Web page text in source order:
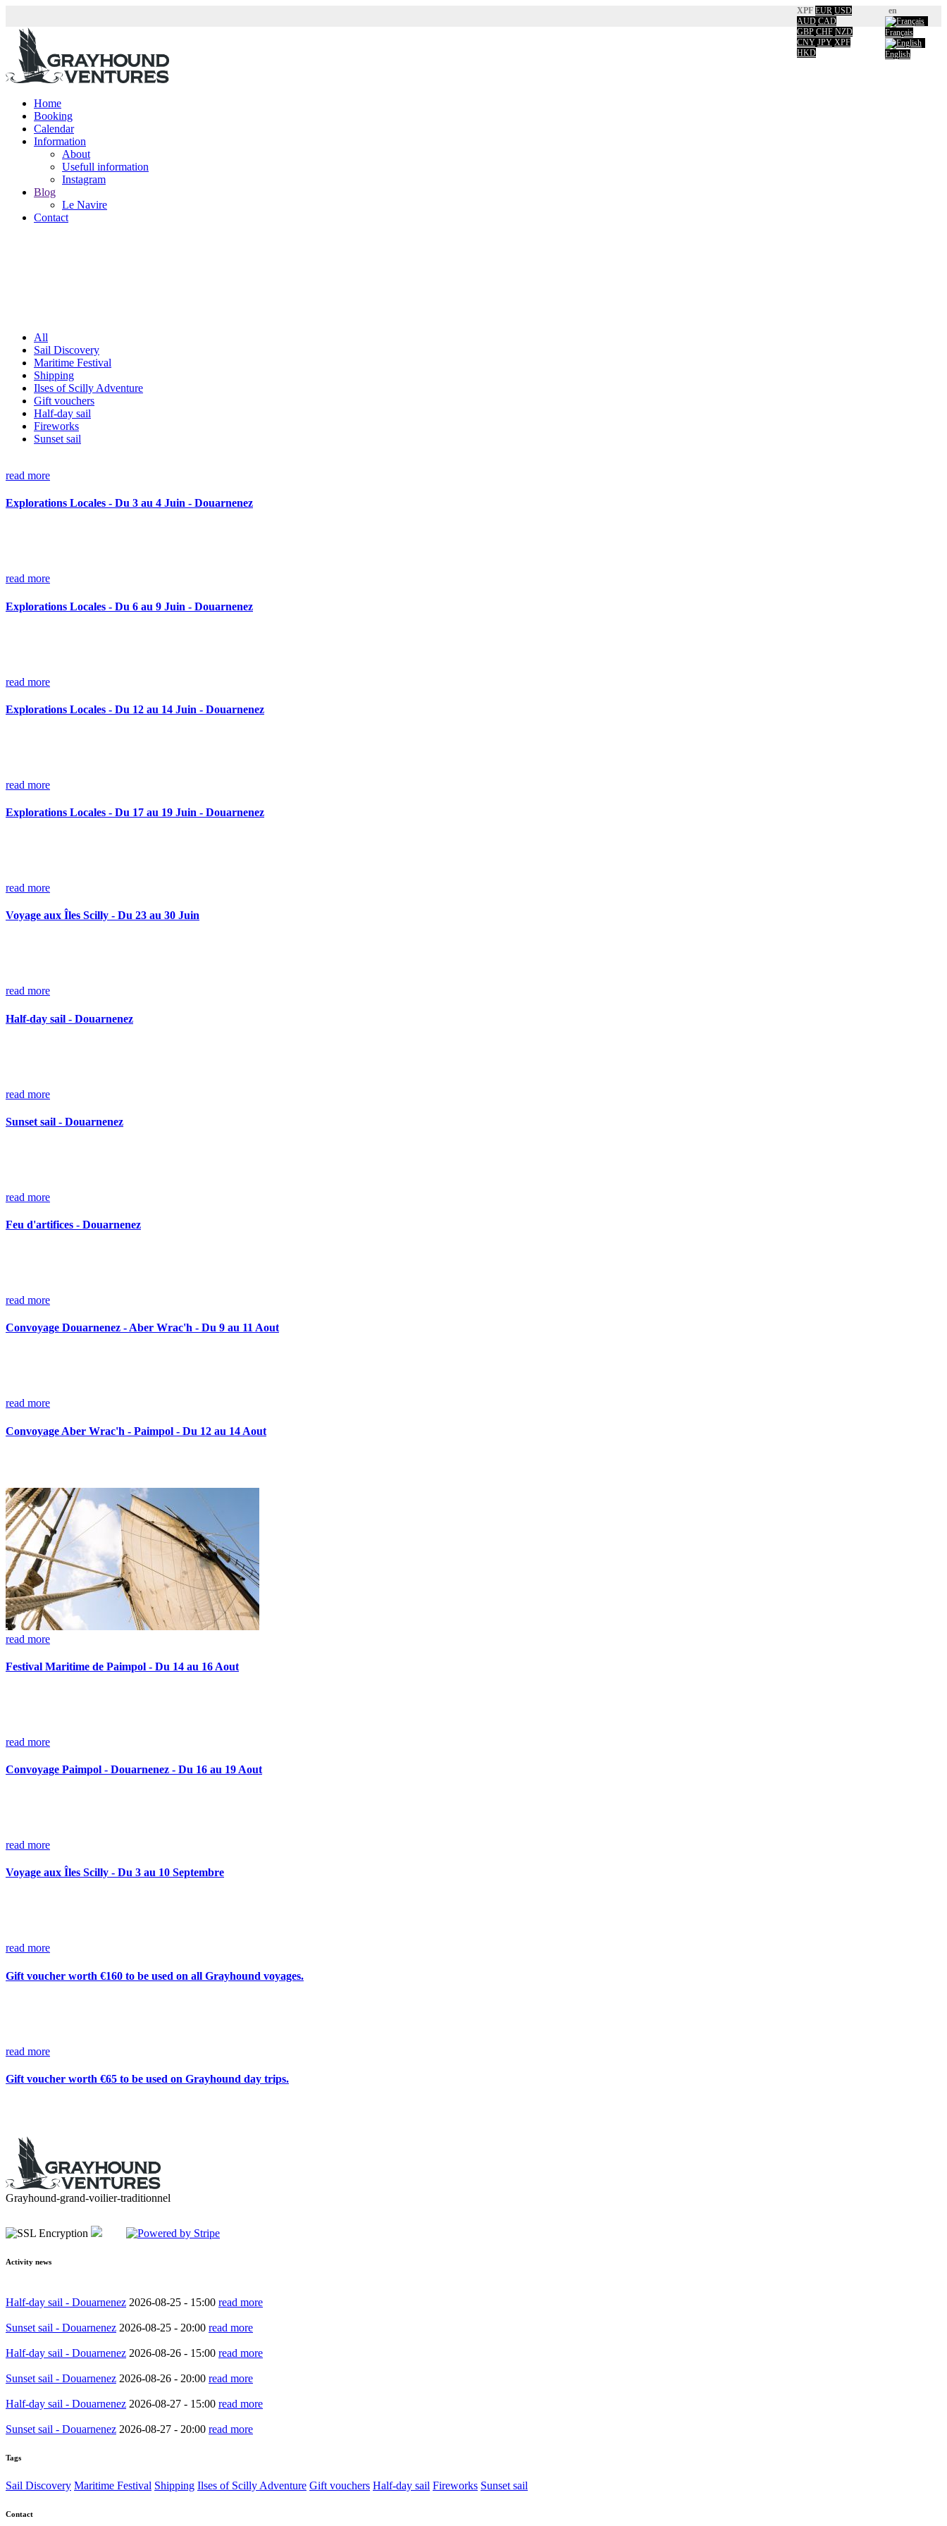
en
Français
English
XPF EUR USD
AUD CAD
GBP CHF NZD
CNY JPY XPF
HKD
Home
Booking
Calendar
Information
About
Usefull information
Instagram
Blog
Le Navire
Contact
All
Sail Discovery
Maritime Festival
Shipping
Ilses of Scilly Adventure
Gift vouchers
Half-day sail
Fireworks
Sunset sail
read more
Explorations Locales - Du 3 au 4 Juin - Douarnenez
read more
Explorations Locales - Du 6 au 9 Juin - Douarnenez
read more
Explorations Locales - Du 12 au 14 Juin - Douarnenez
read more
Explorations Locales - Du 17 au 19 Juin - Douarnenez
read more
Voyage aux Îles Scilly - Du 23 au 30 Juin
read more
Half-day sail - Douarnenez
read more
Sunset sail - Douarnenez
read more
Feu d'artifices - Douarnenez
read more
Convoyage Douarnenez - Aber Wrac'h - Du 9 au 11 Aout
read more
Convoyage Aber Wrac'h - Paimpol - Du 12 au 14 Aout
read more
Festival Maritime de Paimpol - Du 14 au 16 Aout
read more
Convoyage Paimpol - Douarnenez - Du 16 au 19 Aout
read more
Voyage aux Îles Scilly - Du 3 au 10 Septembre
read more
Gift voucher worth €160 to be used on all Grayhound voyages.
read more
Gift voucher worth €65 to be used on Grayhound day trips.
Grayhound-grand-voilier-traditionnel
Activity news
Half-day sail - Douarnenez 2026-08-25 - 15:00 read more
Sunset sail - Douarnenez 2026-08-25 - 20:00 read more
Half-day sail - Douarnenez 2026-08-26 - 15:00 read more
Sunset sail - Douarnenez 2026-08-26 - 20:00 read more
Half-day sail - Douarnenez 2026-08-27 - 15:00 read more
Sunset sail - Douarnenez 2026-08-27 - 20:00 read more
Tags
Sail Discovery Maritime Festival Shipping Ilses of Scilly Adventure Gift vouchers Half-day sail Fireworks Sunset sail
Contact